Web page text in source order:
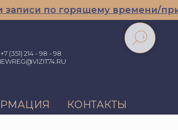
по горящему времени/при
+7 (351) 214 - 98 - 98
КОНТАКТЫ